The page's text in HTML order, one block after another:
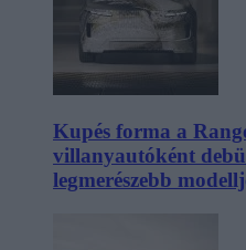
Kupés forma a
villanyautóként
legmerészebb